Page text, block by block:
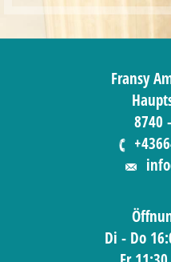
Fransy
8740
Di - Do